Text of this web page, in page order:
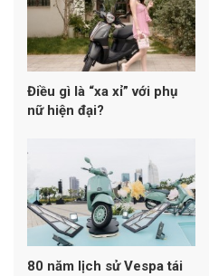
Điều gì là “xa xỉ” với phụ
nữ hiện đại?
80 năm lịch sử Vespa tái